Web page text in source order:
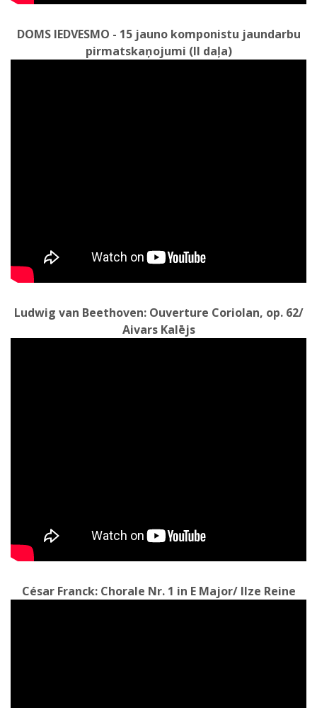
DOMS IEDVESMO - 15 jauno komponistu jaundarbu
pirmatskaņojumi (II daļa)
Ludwig van Beethoven: Ouverture Coriolan, op. 62/
Aivars Kalējs
César Franck: Chorale Nr. 1 in E Major/ Ilze Reine